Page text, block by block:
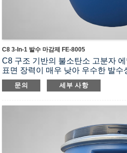
C8 3-In-1 발수 마감제 FE-8005
C8 구조 기반의 불소탄소 고분자 에
표면 장력이 매우 낮아 우수한 발
그리고 원단에 얼룩 방지 기능이 있
내구성이 뛰어난 3중 방청제 순정액
문의 세부 사항